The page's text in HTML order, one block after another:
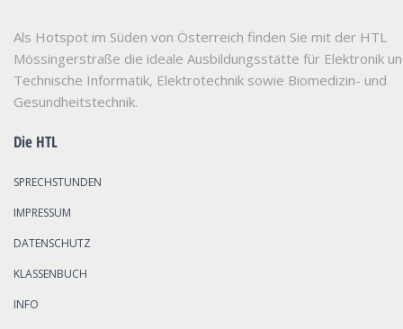
Als Hotspot im Süden von Österreich finden Sie mit der HTL
Mössingerstraße die ideale Ausbildungsstätte für Elektronik
Technische Informatik, Elektrotechnik sowie Biomedizin- und
Gesundheitstechnik.
Die HTL
SPRECHSTUNDEN
IMPRESSUM
DATENSCHUTZ
KLASSENBUCH
INFO